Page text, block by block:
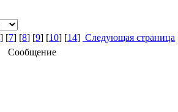
] [7] [8] [9] [10] [14] Следующая страница
Сообщение